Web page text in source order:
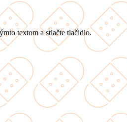
textom a stlačte tlačidlo.